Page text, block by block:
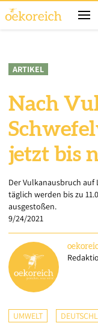
ARTIKEL
Nach
jetzt bis
Der Vulkanausbruch
täglich werden bis zu
ausgestoßen.
9/24/2021
UMWELT